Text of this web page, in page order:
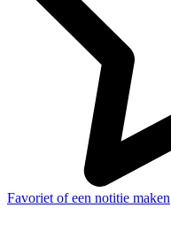
Favoriet of een notitie maken